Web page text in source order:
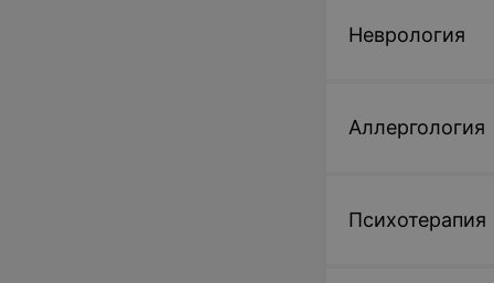
Неврология
Аллергология
Психотерапия